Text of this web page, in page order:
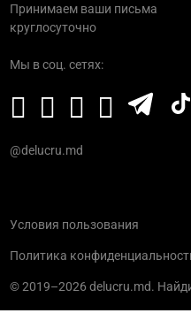
Принимаем ваши письма
круглосуточно
Мы в соц. сетях:
@delucru.md
© 2019–2026 delucru.md.
Условия пользования
Политика